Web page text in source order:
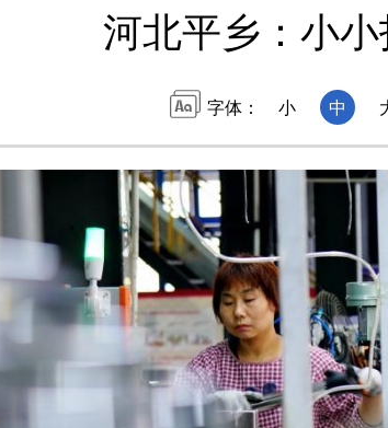
河北平乡：小
字体： 小 中